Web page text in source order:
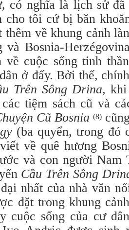
có nghĩa là lịch sử
cho tôi cứ bị băn
thêm về khung cảnh
và Bosnia-
về cuộc sống tinh
ở đấy. Bởi thế,
Trên Sông Drina, khi
tiệm sách cũ và
Cũ Bosnia (8)
(ba quyển, trong đó
về quê hương
và con người Nam
Cầu Trên Sông
nhất của nhà văn
đặt trong khung
cuộc sống của cư